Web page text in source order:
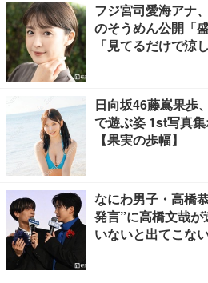
フジ宮司愛海アナ
のそうめん公開「
「見てるだけで涼
日向坂46藤嶌果歩
で遊ぶ姿 1st写真
【果実の歩幅】
なにわ男子・高橋
発言”に高橋文哉
いないと出てこな